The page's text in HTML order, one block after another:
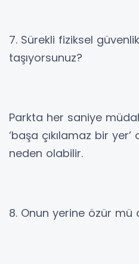
7. Sürekli fiziksel
taşıyorsunuz?
Parkta her saniye
‘başa çıkılamaz bir
neden olabilir.
8. Onun yerine özür mü